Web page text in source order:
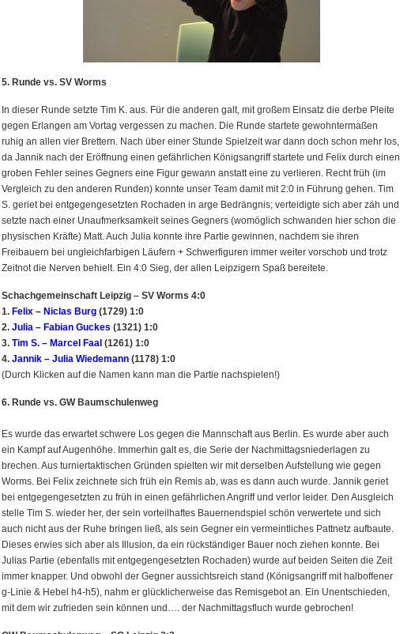
5. Runde vs. SV Worms
In dieser Runde setzte Tim K. aus. Für die anderen galt, mit großem Einsatz die derbe Pleite
gegen Erlangen am Vortag vergessen zu machen. Die Runde startete gewohntermaßen
ruhig an allen vier Brettern. Nach über einer Stunde Spielzeit war dann doch schon mehr los,
da Jannik nach der Eröffnung einen gefährlichen Königsangriff startete und Felix durch einen
groben Fehler seines Gegners eine Figur gewann anstatt eine zu verlieren. Recht früh (im
Vergleich zu den anderen Runden) konnte unser Team damit mit 2:0 in Führung gehen. Tim
S. geriet bei entgegengesetzten Rochaden in arge Bedrängnis; verteidigte sich aber zäh und
setzte nach einer Unaufmerksamkeit seines Gegners (womöglich schwanden hier schon die
physischen Kräfte) Matt. Auch Julia konnte ihre Partie gewinnen, nachdem sie ihren
Freibauern bei ungleichfarbigen Läufern + Schwerfiguren immer weiter vorschob und trotz
Zeitnot die Nerven behielt. Ein 4:0 Sieg, der allen Leipzigern Spaß bereitete.
Schachgemeinschaft Leipzig – SV Worms 4:0
1. Felix – Niclas Burg (1729) 1:0
2. Julia – Fabian Guckes (1321) 1:0
3. Tim S. – Marcel Faal (1261) 1:0
4. Jannik – Julia Wiedemann (1178) 1:0
(Durch Klicken auf die Namen kann man die Partie nachspielen!)
6. Runde vs. GW Baumschulenweg
Es wurde das erwartet schwere Los gegen die Mannschaft aus Berlin. Es wurde aber auch
ein Kampf auf Augenhöhe. Immerhin galt es, die Serie der Nachmittagsniederlagen zu
brechen. Aus turniertaktischen Gründen spielten wir mit derselben Aufstellung wie gegen
Worms. Bei Felix zeichnete sich früh ein Remis ab, was es dann auch wurde. Jannik geriet
bei entgegengesetzten zu früh in einen gefährlichen Angriff und verlor leider. Den Ausgleich
stelle Tim S. wieder her, der sein vorteilhaftes Bauernendspiel schön verwertete und sich
auch nicht aus der Ruhe bringen ließ, als sein Gegner ein vermeintliches Pattnetz aufbaute.
Dieses erwies sich aber als Illusion, da ein rückständiger Bauer noch ziehen konnte. Bei
Julias Partie (ebenfalls mit entgegengesetzten Rochaden) wurde auf beiden Seiten die Zeit
immer knapper. Und obwohl der Gegner aussichtsreich stand (Königsangriff mit halboffener
g-Linie & Hebel h4-h5), nahm er glücklicherweise das Remisgebot an. Ein Unentschieden,
mit dem wir zufrieden sein können und…. der Nachmittagsfluch wurde gebrochen!